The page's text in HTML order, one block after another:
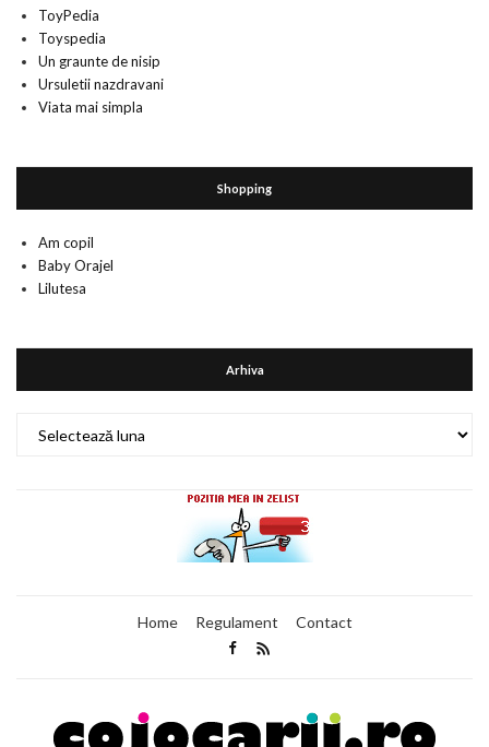
ToyPedia
Toyspedia
Un graunte de nisip
Ursuletii nazdravani
Viata mai simpla
Shopping
Am copil
Baby Orajel
Lilutesa
Arhiva
Home Regulament Contact